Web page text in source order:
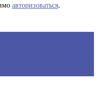
авторизоваться.